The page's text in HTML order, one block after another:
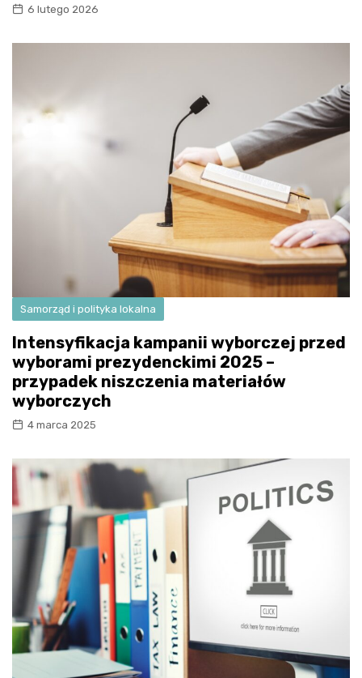
6 lutego 2026
Samorząd i polityka lokalna
Intensyfikacja kampanii wyborczej przed
wyborami prezydenckimi 2025 –
przypadek niszczenia materiałów
wyborczych
4 marca 2025